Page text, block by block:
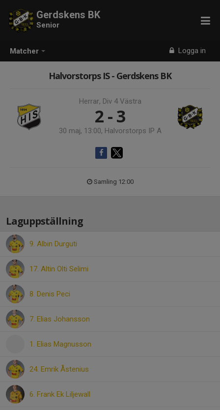
Matcher Logga in
Gerdskens BK
Senior
Halvorstorps IS - Gerdskens BK
Herrar, Div 4 Västra
2 - 3
30 maj, 13:00, Halvorstorps IP A
Samling 12:00
Laguppställning
9. Albin Durguti
17. Altin Olti Selimi
8. Denis Peci
7. Elias Johansson
1. Elias Magnusson
24. Emrik Åstenius
6. Frank Ek Liljewall